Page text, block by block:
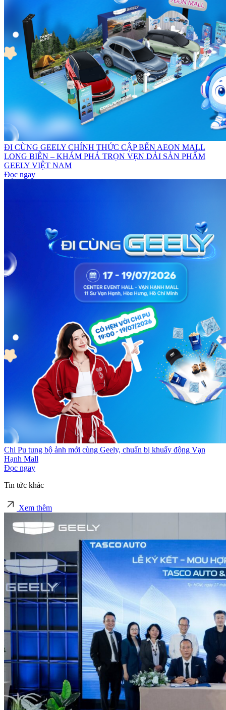
ĐI CÙNG GEELY CHÍNH THỨC CẬP BẾN AEON MALL
LONG BIÊN – KHÁM PHÁ TRỌN VẸN DẢI SẢN PHẨM
GEELY VIỆT NAM
Đọc ngay
Chi Pu tung bộ ảnh mới cùng Geely, chuẩn bị khuấy động Vạn
Hạnh Mall
Đọc ngay
Tin tức khác
Xem thêm